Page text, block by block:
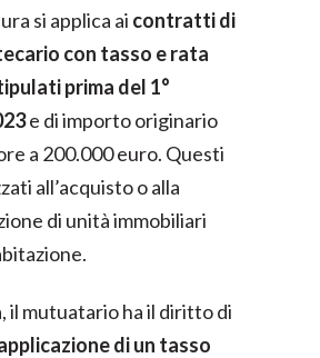
si applica ai contratti di
con tasso e rata
prima del 1°
e di importo originario
a 200.000 euro. Questi
all’acquisto o alla
di unità immobiliari
il mutuatario ha il diritto di
di un tasso